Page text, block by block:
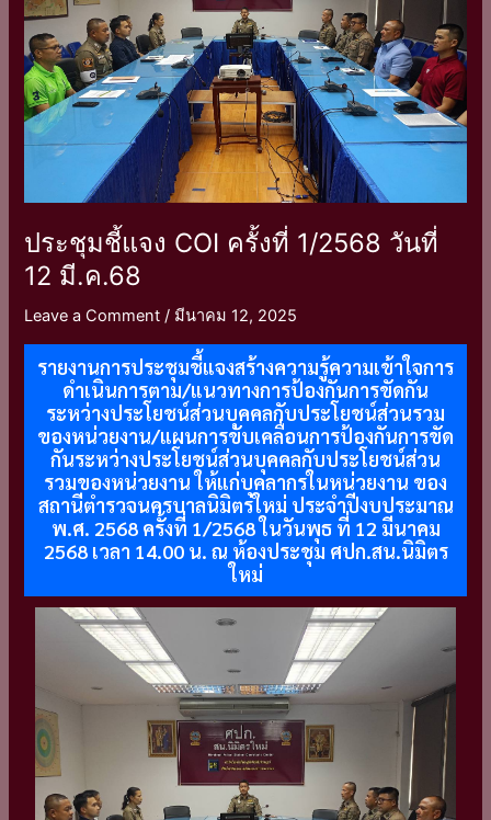
ประชุมชี้แจง COI ครั้งที่ 1/2568 วันที่
12 มี.ค.68
Leave a Comment / มีนาคม 12, 2025
รายงานการประชุมชี้แจงสร้างความรู้ความเข้าใจการ
ดำเนินการตาม/แนวทางการป้องกันการขัดกัน
ระหว่างประโยชน์ส่วนบุคคลกับประโยชน์ส่วนรวม
ของหน่วยงาน/แผนการขับเคลื่อนการป้องกันการขัด
กันระหว่างประโยชน์ส่วนบุคคลกับประโยชน์ส่วน
รวมของหน่วยงาน ให้แก่บุคลากรในหน่วยงาน ของ
สถานีตำรวจนครบาลนิมิตรใหม่ ประจำปีงบประมาณ
พ.ศ. 2568 ครั้งที่ 1/2568 ในวันพุธ ที่ 12 มีนาคม
2568 เวลา 14.00 น. ณ ห้องประชุม ศปก.สน.นิมิตร
ใหม่
1/2568
วัน
ที่
12
มี.ค.68